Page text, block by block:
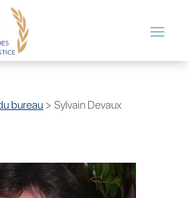
bureau >Sylvain Devaux